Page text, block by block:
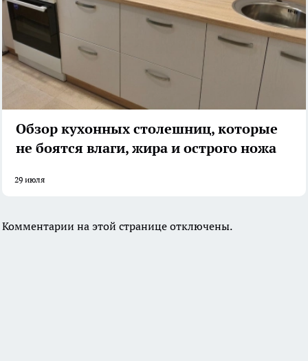
Обзор кухонных столешниц, которые
не боятся влаги, жира и острого ножа
29 июля
Комментарии на этой странице отключены.